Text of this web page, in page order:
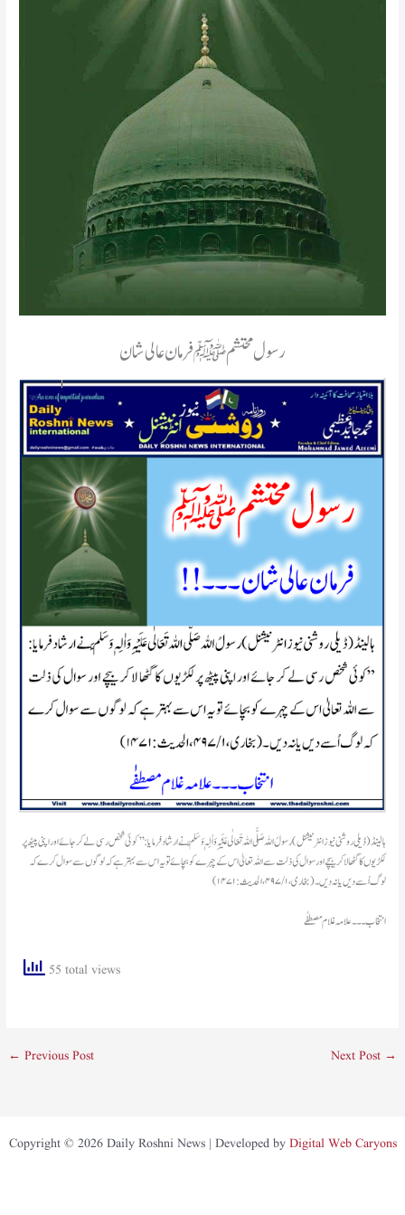
رسول محتشم ﷺ فرمان عالی شان
ہالینڈ(ڈیلی روشنی نیوز انٹرنیشنل)رسولُ اللہ صَلَّی اللہ تَعَالٰی عَلَیْہِ وَاٰلِہٖ وَسَلَّمَ نے ارشاد فرمایا: ’’کوئی شخص رسی لے کر جائے اور اپنی پیٹھ پر
لکڑیوں کا گٹھا لا کر بیچے اور سوال کی ذلت سے اللہ تعالیٰ اس کے چہرے کو بچائے تویہ اس سے بہتر ہے کہ لوگوں سے سوال کرے کہ
لوگ اُسے دیں یا نہ دیں ۔ (بخاری، ۱ / ۴۹۷، الحدیث: ۱۴۷۱)
انتخاب۔۔۔ علامہ غلام مصطفٰے
55 total views
← Previous Post Next Post →
Copyright © 2026 Daily Roshni News | Developed by Digital Web Caryons